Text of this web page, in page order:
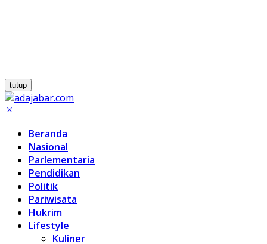
tutup
Beranda
Nasional
Parlementaria
Pendidikan
Politik
Pariwisata
Hukrim
Lifestyle
Kuliner